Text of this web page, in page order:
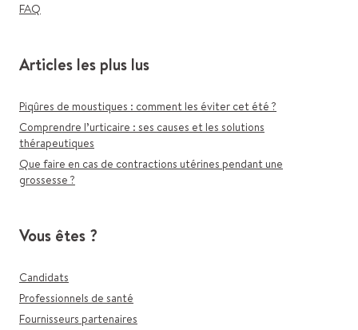
FAQ
Articles les plus lus
Piqûres de moustiques : comment les éviter cet été ?
Comprendre l’urticaire : ses causes et les solutions
thérapeutiques
Que faire en cas de contractions utérines pendant une
grossesse ?
Vous êtes ?
Candidats
Professionnels de santé
Fournisseurs partenaires